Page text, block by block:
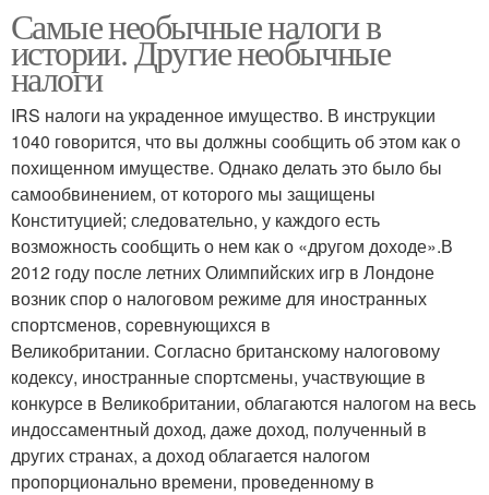
Самые необычные налоги в
истории. Другие необычные
налоги
IRS налоги на украденное имущество. В инструкции
1040 говорится, что вы должны сообщить об этом как о
похищенном имуществе. Однако делать это было бы
самообвинением, от которого мы защищены
Конституцией; следовательно, у каждого есть
возможность сообщить о нем как о «другом доходе».В
2012 году после летних Олимпийских игр в Лондоне
возник спор о налоговом режиме для иностранных
спортсменов, соревнующихся в
Великобритании. Согласно британскому налоговому
кодексу, иностранные спортсмены, участвующие в
конкурсе в Великобритании, облагаются налогом на весь
индоссаментный доход, даже доход, полученный в
других странах, а доход облагается налогом
пропорционально времени, проведенному в